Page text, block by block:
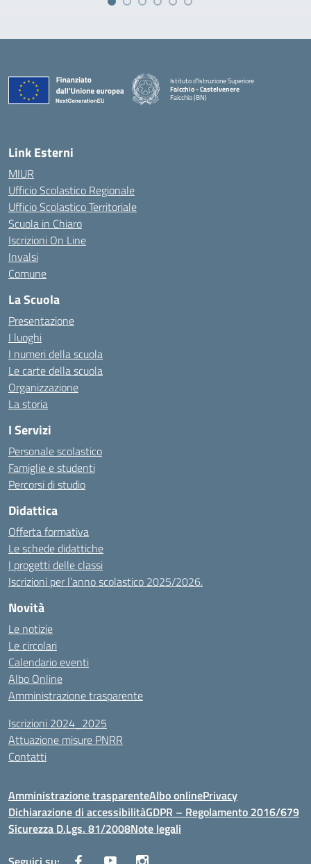
Istituto d'Istruzione Superiore
Faicchio - Castelvenere
Faicchio (BN)
Link Esterni
MIUR
Ufficio Scolastico Regionale
Ufficio Scolastico Territoriale
Scuola in Chiaro
Iscrizioni On Line
Invalsi
Comune
La Scuola
Presentazione
I luoghi
I numeri della scuola
Le carte della scuola
Organizzazione
La storia
I Servizi
Personale scolastico
Famiglie e studenti
Percorsi di studio
Didattica
Offerta formativa
Le schede didattiche
I progetti delle classi
Iscrizioni per l’anno scolastico 2025/2026.
Novità
Le notizie
Le circolari
Calendario eventi
Albo Online
Amministrazione trasparente
Iscrizioni 2024_2025
Attuazione misure PNRR
Contatti
Amministrazione trasparenteAlbo onlinePrivacy
Dichiarazione di accessibilitàGDPR – Regolamento 2016/679
Sicurezza D.Lgs. 81/2008Note legali